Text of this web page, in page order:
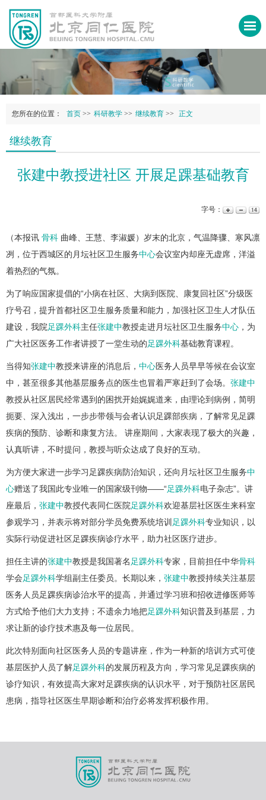
您所在的位置： 首页 >> 科研教学 >> 继续教育 >> 正文
继续教育
张建中教授进社区 开展足踝基础教育
字号：
（本报讯 骨科 曲峰、王慧、李淑媛）岁末的北京，气温降骤、寒风凛
冽，位于西城区的月坛社区卫生服务中心会议室内却座无虚席，洋溢
着热烈的气氛。
为了响应国家提倡的“小病在社区、大病到医院、康复回社区”分级医
疗号召，提升首都社区卫生服务质量和能力，加强社区卫生人才队伍
建设，我院足踝外科主任张建中教授走进月坛社区卫生服务中心 ，为
广大社区医务工作者讲授了一堂生动的足踝外科基础教育课程。
当得知张建中教授来讲座的消息后， 中心医务人员早早等候在会议室
中，甚至很多其他基层服务点的医生也冒着严寒赶到了会场。 张建中
教授从社区居民经常遇到的困扰开始娓娓道来，由理论到病例，简明
扼要、深入浅出，一步步带领与会者认识足踝部疾病，了解常见足踝
疾病的预防、诊断和康复方法。 讲座期间，大家表现了极大的兴趣，
认真听讲，不时提问，教授与听众达成了良好的互动。
为方便大家进一步学习足踝疾病防治知识，还向月坛社区卫生服务中
心赠送了我国此专业唯一的国家级刊物——“足踝外科电子杂志”。讲
座最后， 张建中教授代表同仁医院足踝外科欢迎基层社区医生来科室
参观学习，并表示将对部分学员免费系统培训 足踝外科专业知识，以
实际行动促进社区足踝疾病诊疗水平，助力社区医疗进步。
担任主讲的张建中教授是我国著名 足踝外科专家，目前担任中华骨科
学会足踝外科学组副主任委员。长期以来， 张建中教授持续关注基层
医务人员足踝疾病诊治水平的提高，并通过学习班和招收进修医师等
方式给予他们大力支持；不遗余力地把足踝外科知识普及到基层，力
求让新的诊疗技术惠及每一位居民。
此次特别面向社区医务人员的专题讲座，作为一种新的培训方式可使
基层医护人员了解足踝外科的发展历程及方向，学习常见足踝疾病的
诊疗知识，有效提高大家对足踝疾病的认识水平，对于预防社区居民
患病，指导社区医生早期诊断和治疗必将发挥积极作用。